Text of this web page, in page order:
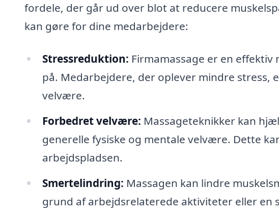
fordele, der går ud over blot at reducere
kan gøre for dine medarbejdere:
Stressreduktion: Firmamassage er en
på. Medarbejdere, der oplever mindre stress,
velvære.
Forbedret velvære: Massageteknikker kan
generelle fysiske og mentale velvære. Dette
arbejdspladsen.
Smertelindring: Massagen kan lindre
grund af arbejdsrelaterede aktiviteter eller en